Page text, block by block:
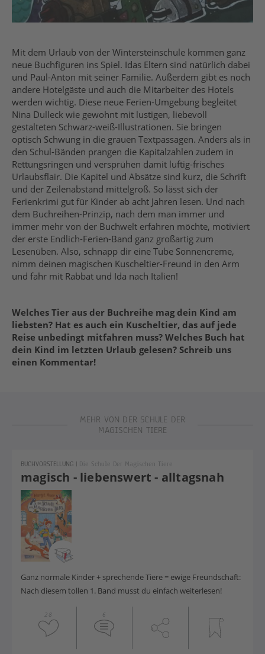
Mit dem Urlaub von der Wintersteinschule kommen ganz
neue Buchfiguren ins Spiel. Idas Eltern sind natürlich dabei
und Paul-Anton mit seiner Familie. Außerdem gibt es noch
andere Hotelgäste und auch die Mitarbeiter des Hotels
werden wichtig. Diese neue Ferien-Umgebung begleitet
Nina Dulleck wie gewohnt mit lustigen, liebevoll
gestalteten Schwarz-weiß-Illustrationen. Sie bringen
optisch Schwung in die grauen Textpassagen. Anders als in
den Schul-Bänden prangen die Kapitalzahlen zudem in
Rettungsringen und versprühen damit luftig-frisches
Urlaubsflair. Die Kapitel und Absätze sind kurz, die Schrift
und der Zeilenabstand mittelgroß. So lässt sich der
Ferienkrimi gut für Kinder ab acht Jahren lesen. Und nach
dem Buchreihen-Prinzip, nach dem man immer und
immer mehr von der Buchwelt erfahren möchte, motiviert
der erste Endlich-Ferien-Band ganz großartig zum
Lesenüben. Also, schnapp dir eine Tube Sonnencreme,
nimm deinen magischen Kuscheltier-Freund in den Arm
und fahr mit Rabbat und Ida nach Italien!
Welches Tier aus der Buchreihe mag dein Kind am
liebsten? Hat es auch ein Kuscheltier, das auf jede
Reise unbedingt mitfahren muss? Welches Buch hat
dein Kind im letzten Urlaub gelesen? Schreib uns
einen Kommentar!
MEHR VON DER SCHULE DER
MAGISCHEN TIERE
magisch - liebenswert - alltagsnah
BUCHVORSTELLUNG | Die Schule Der Magischen Tiere
Ganz normale Kinder + sprechende Tiere = ewige Freundschaft:
Nach diesem tollen 1. Band musst du einfach weiterlesen!
28 6